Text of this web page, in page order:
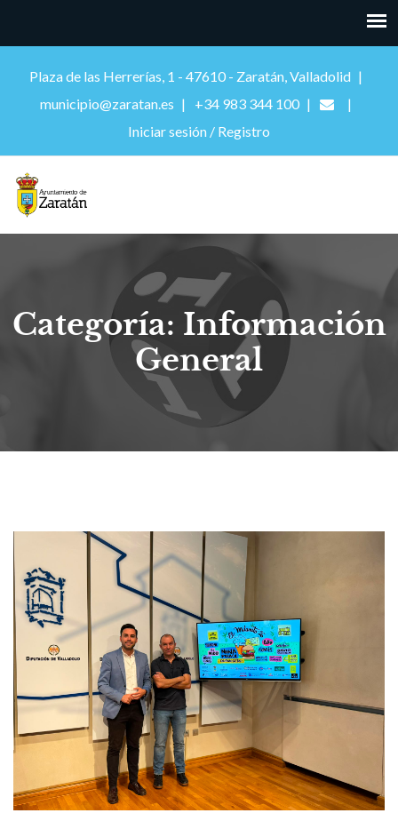
Plaza de las Herrerías, 1 - 47610 - Zaratán, Valladolid
municipio@zaratan.es
+34 983 344 100
Iniciar sesión / Registro
Categoría: Información
General